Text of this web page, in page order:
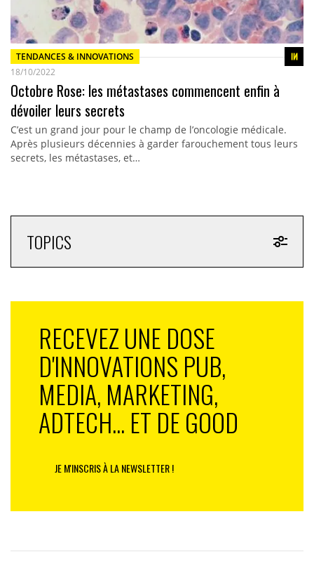
TENDANCES & INNOVATIONS
18/10/2022
Octobre Rose: les métastases commencent enfin à
dévoiler leurs secrets
C’est un grand jour pour le champ de l’oncologie médicale.
Après plusieurs décennies à garder farouchement tous leurs
secrets, les métastases, et…
TOPICS
RECEVEZ UNE DOSE
D'INNOVATIONS PUB,
MEDIA, MARKETING,
ADTECH... ET DE GOOD
JE M'INSCRIS À LA NEWSLETTER !